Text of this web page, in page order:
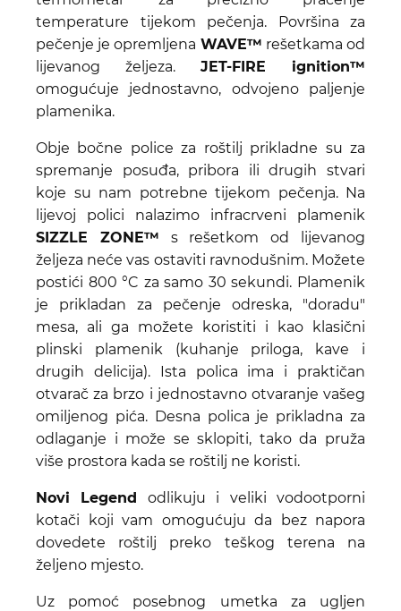
temperature tijekom pečenja. Površina za
pečenje je opremljena WAVE™ rešetkama od
lijevanog željeza. JET-FIRE ignition™
omogućuje jednostavno, odvojeno paljenje
plamenika.
Obje bočne police za roštilj prikladne su za
spremanje posuđa, pribora ili drugih stvari
koje su nam potrebne tijekom pečenja. Na
lijevoj polici nalazimo infracrveni plamenik
SIZZLE ZONE™ s rešetkom od lijevanog
željeza neće vas ostaviti ravnodušnim. Možete
postići 800 °C za samo 30 sekundi. Plamenik
je prikladan za pečenje odreska, "doradu"
mesa, ali ga možete koristiti i kao klasični
plinski plamenik (kuhanje priloga, kave i
drugih delicija). Ista polica ima i praktičan
otvarač za brzo i jednostavno otvaranje vašeg
omiljenog pića. Desna polica je prikladna za
odlaganje i može se sklopiti, tako da pruža
više prostora kada se roštilj ne koristi.
Novi Legend odlikuju i veliki vodootporni
kotači koji vam omogućuju da bez napora
dovedete roštilj preko teškog terena na
željeno mjesto.
Uz pomoć posebnog umetka za ugljen